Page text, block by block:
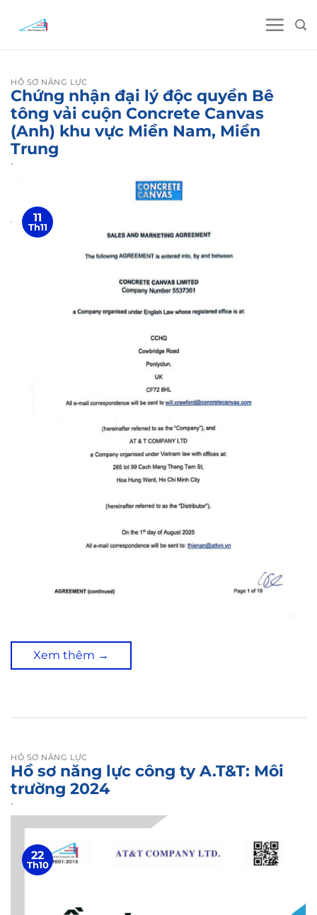
HỒ SƠ NĂNG LỰC
Chứng nhận đại lý độc quyền Bê
tông vải cuộn Concrete Canvas
(Anh) khu vực Miền Nam, Miền
Trung
-
11
Th11
Xem thêm →
HỒ SƠ NĂNG LỰC
Hồ sơ năng lực công ty A.T&T: Môi
trường 2024
-
22
Th10